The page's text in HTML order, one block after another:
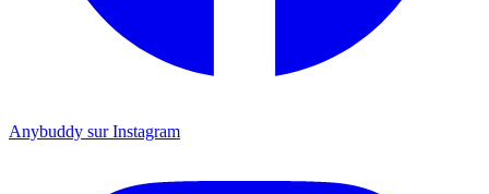
Anybuddy sur Instagram